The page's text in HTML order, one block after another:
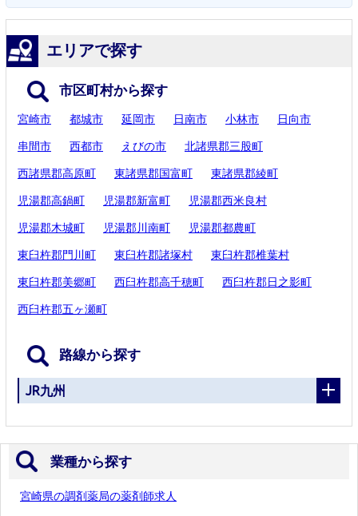
エリアで探す
市区町村から探す
宮崎市 都城市 延岡市 日南市 小林市 日向市
串間市 西都市 えびの市 北諸県郡三股町
西諸県郡高原町 東諸県郡国富町 東諸県郡綾町
児湯郡高鍋町 児湯郡新富町 児湯郡西米良村
児湯郡木城町 児湯郡川南町 児湯郡都農町
東臼杵郡門川町 東臼杵郡諸塚村 東臼杵郡椎葉村
東臼杵郡美郷町 西臼杵郡高千穂町 西臼杵郡日之影町
西臼杵郡五ヶ瀬町
路線から探す
JR九州
業種から探す
宮崎県の調剤薬局の薬剤師求人